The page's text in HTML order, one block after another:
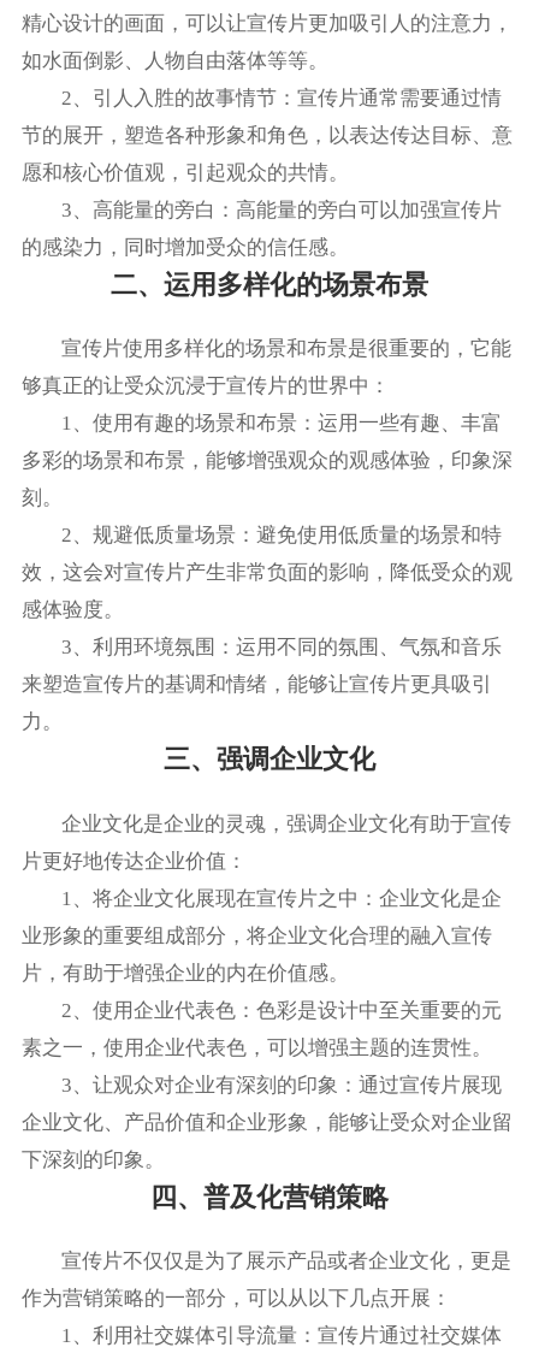
精心设计的画面，可以让宣传片更加吸引人的注意力，
如水面倒影、人物自由落体等等。
2、引人入胜的故事情节：宣传片通常需要通过情
节的展开，塑造各种形象和角色，以表达传达目标、意
愿和核心价值观，引起观众的共情。
3、高能量的旁白：高能量的旁白可以加强宣传片
的感染力，同时增加受众的信任感。
二、运用多样化的场景布景
宣传片使用多样化的场景和布景是很重要的，它能
够真正的让受众沉浸于宣传片的世界中：
1、使用有趣的场景和布景：运用一些有趣、丰富
多彩的场景和布景，能够增强观众的观感体验，印象深
刻。
2、规避低质量场景：避免使用低质量的场景和特
效，这会对宣传片产生非常负面的影响，降低受众的观
感体验度。
3、利用环境氛围：运用不同的氛围、气氛和音乐
来塑造宣传片的基调和情绪，能够让宣传片更具吸引
力。
三、强调企业文化
企业文化是企业的灵魂，强调企业文化有助于宣传
片更好地传达企业价值：
1、将企业文化展现在宣传片之中：企业文化是企
业形象的重要组成部分，将企业文化合理的融入宣传
片，有助于增强企业的内在价值感。
2、使用企业代表色：色彩是设计中至关重要的元
素之一，使用企业代表色，可以增强主题的连贯性。
3、让观众对企业有深刻的印象：通过宣传片展现
企业文化、产品价值和企业形象，能够让受众对企业留
下深刻的印象。
四、普及化营销策略
宣传片不仅仅是为了展示产品或者企业文化，更是
作为营销策略的一部分，可以从以下几点开展：
1、利用社交媒体引导流量：宣传片通过社交媒体